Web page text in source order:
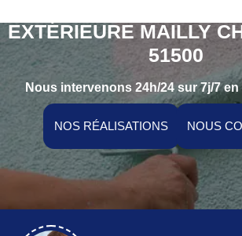
EXTÉRIEURE MAILLY
51500
Nous intervenons 24h/24 sur 7j/7
NOS RÉALISATIONS NOUS